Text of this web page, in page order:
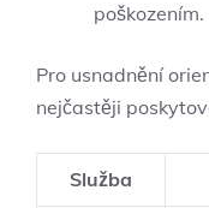
poškozením.
Pro usnadnění
nejčastěji
Služba